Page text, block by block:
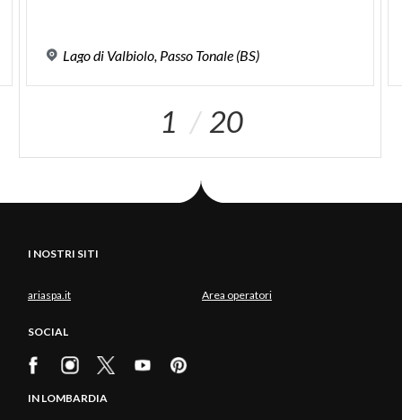
Lagodi Valbiolo, Passo Tonale (BS)
1 20
I NOSTRI SITI
ariaspa.it Area operatori
SOCIAL
IN LOMBARDIA